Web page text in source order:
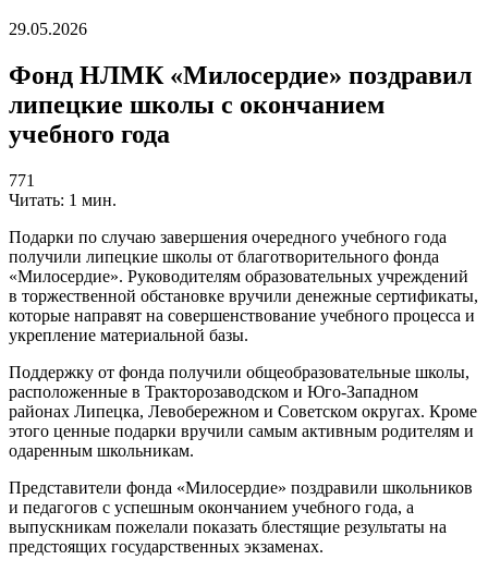
29.05.2026
Фонд НЛМК «Милосердие» поздравил
липецкие школы с окончанием
учебного года
771
Читать: 1 мин.
Подарки по случаю завершения очередного учебного года
получили липецкие школы от благотворительного фонда
«Милосердие». Руководителям образовательных учреждений
в торжественной обстановке вручили денежные сертификаты,
которые направят на совершенствование учебного процесса и
укрепление материальной базы.
Поддержку от фонда получили общеобразовательные школы,
расположенные в Тракторозаводском и Юго-Западном
районах Липецка, Левобережном и Советском округах. Кроме
этого ценные подарки вручили самым активным родителям и
одаренным школьникам.
Представители фонда «Милосердие» поздравили школьников
и педагогов с успешным окончанием учебного года, а
выпускникам пожелали показать блестящие результаты на
предстоящих государственных экзаменах.